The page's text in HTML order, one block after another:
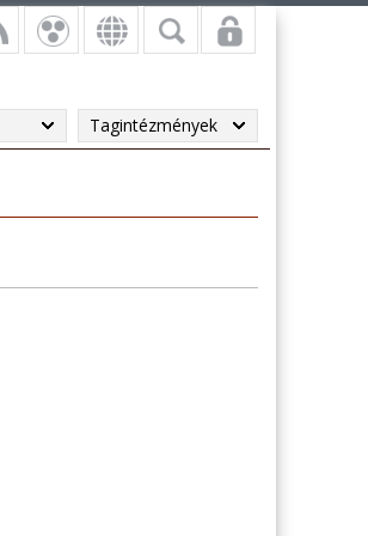
Tagintézmények